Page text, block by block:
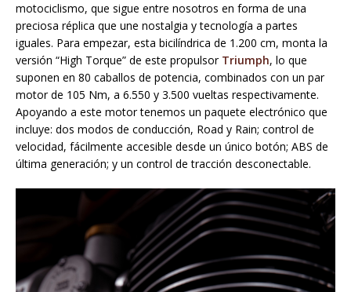
motociclismo, que sigue entre nosotros en forma de una
preciosa réplica que une nostalgia y tecnología a partes
iguales. Para empezar, esta bicilíndrica de 1.200 cm, monta la
versión “High Torque” de este propulsor Triumph, lo que
suponen en 80 caballos de potencia, combinados con un par
motor de 105 Nm, a 6.550 y 3.500 vueltas respectivamente.
Apoyando a este motor tenemos un paquete electrónico que
incluye: dos modos de conducción, Road y Rain; control de
velocidad, fácilmente accesible desde un único botón; ABS de
última generación; y un control de tracción desconectable.